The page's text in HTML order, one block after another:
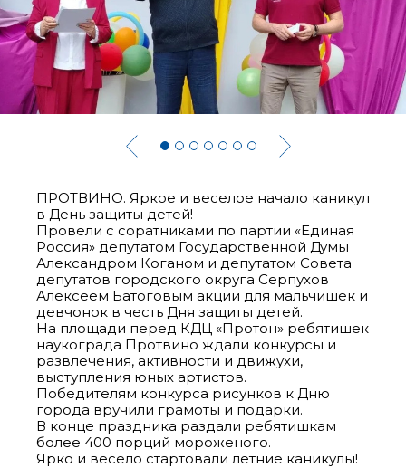
ПРОТВИНО. Яркое и веселое начало каникул
в День защиты детей!
Провели с соратниками по партии «Единая
Россия» депутатом Государственной Думы
Александром Коганом и депутатом Совета
депутатов городского округа Серпухов
Алексеем Батоговым акции для мальчишек и
девчонок в честь Дня защиты детей.
На площади перед КДЦ «Протон» ребятишек
наукограда Протвино ждали конкурсы и
развлечения, активности и движухи,
выступления юных артистов.
Победителям конкурса рисунков к Дню
города вручили грамоты и подарки.
В конце праздника раздали ребятишкам
более 400 порций мороженого.
Ярко и весело стартовали летние каникулы!